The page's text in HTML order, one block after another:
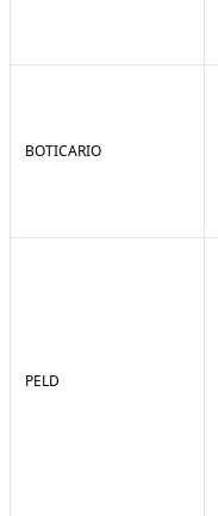
BOTICARIO
PELD